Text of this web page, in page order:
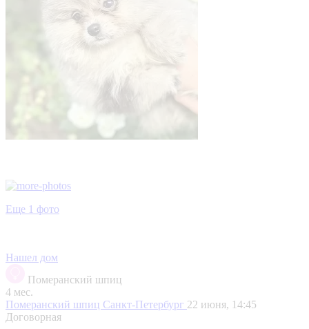
Еще 1 фото
Нашел дом
Померанский шпиц
4 мес.
Померанский шпиц Санкт-Петербург 22 июня, 14:45
Договорная